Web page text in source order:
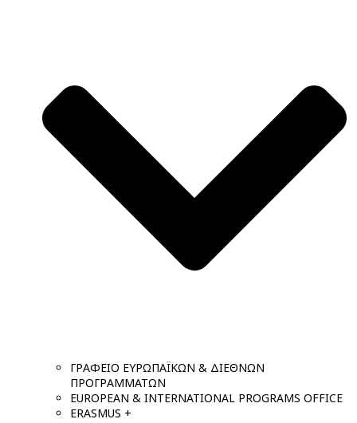
ΓΡΑΦΕΙΟ ΕΥΡΩΠΑΪΚΩΝ & ΔΙΕΘΝΩΝ
ΠΡΟΓΡΑΜΜΑΤΩΝ
EUROPEAN & INTERNATIONAL PROGRAMS OFFICE
ERASMUS +